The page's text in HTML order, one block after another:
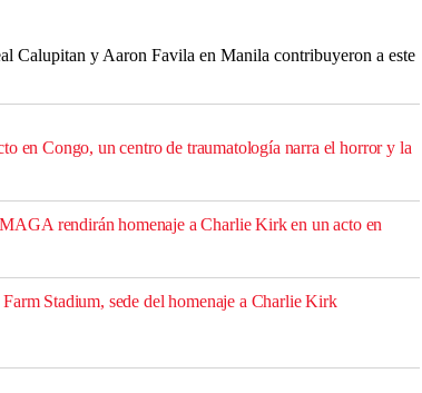
Calupitan y Aaron Favila en Manila contribuyeron a este
en Congo, un centro de traumatología narra el horror y la
rendirán homenaje a Charlie Kirk en un acto en
Farm Stadium, sede del homenaje a Charlie Kirk